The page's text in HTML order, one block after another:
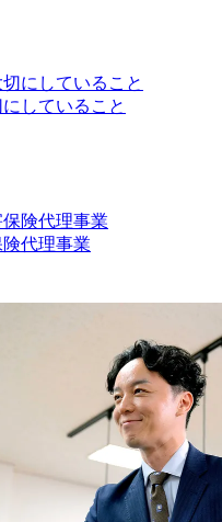
していること
代理事業